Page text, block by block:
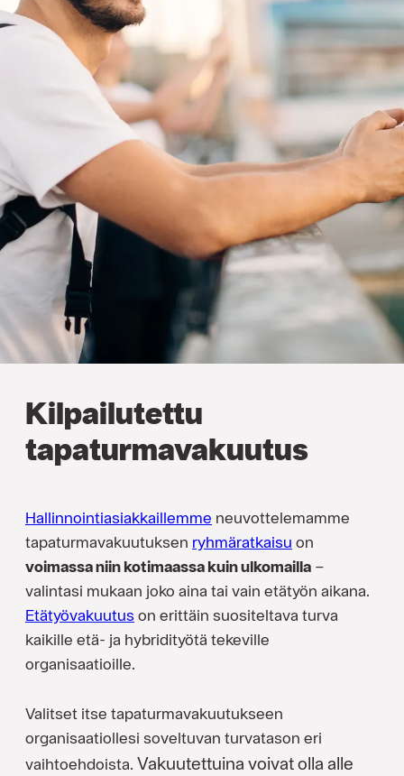
Kilpailutettu
tapaturmavakuutus
Hallinnointiasiakkaillemme neuvottelemamme
tapaturmavakuutuksen ryhmäratkaisu on
voimassa niin kotimaassa kuin ulkomailla –
valintasi mukaan joko aina tai vain etätyön aikana.
Etätyövakuutuson erittäin suositeltava turva
kaikille etä- ja hybridityötä tekeville
organisaatioille.
Valitset itse tapaturmavakuutukseen
organisaatiollesi soveltuvan turvatason eri
vaihtoehdoista. Vakuutettuina voivat olla alle